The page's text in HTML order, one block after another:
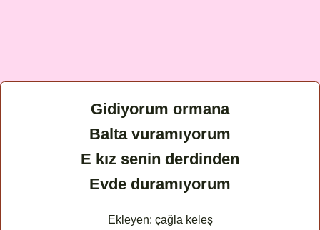
Gidiyorum ormana
Balta vuramıyorum
E kız senin derdinden
Evde duramıyorum
Ekleyen: çağla keleş